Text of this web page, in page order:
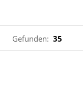
Gefunden: 35